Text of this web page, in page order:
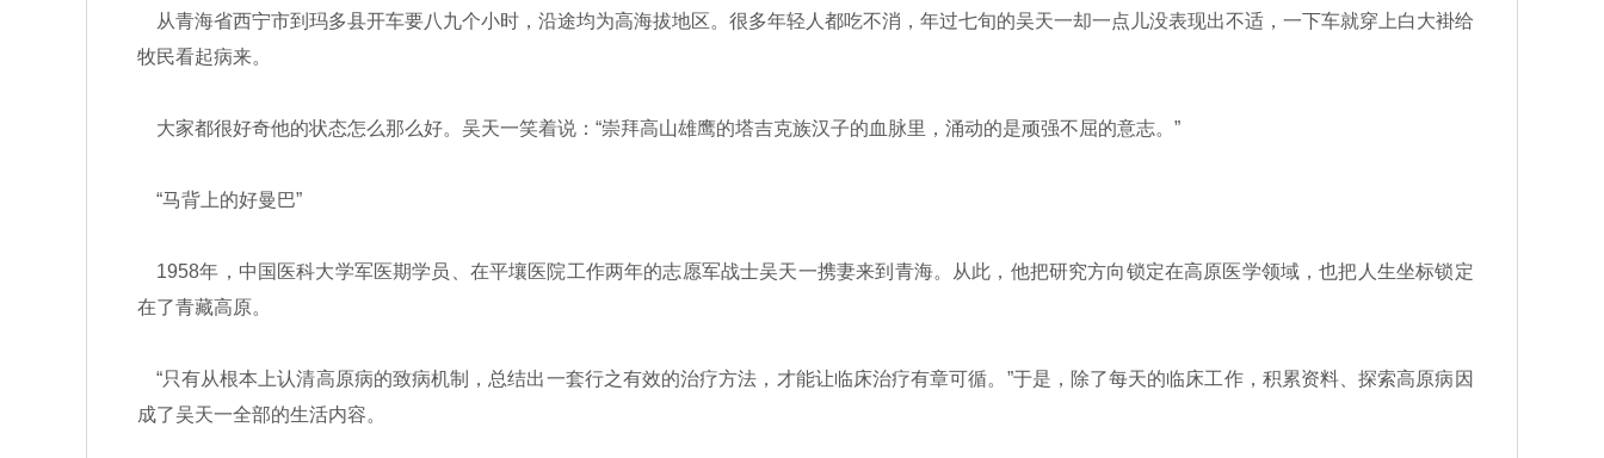
从青海省西宁市到玛多县开车要八九个小时，沿途均为高海拔地区。很多年轻人都吃不消，年过七旬的吴天一却一点儿没表现出不适，一下车就穿上白大褂给
牧民看起病来。
大家都很好奇他的状态怎么那么好。吴天一笑着说：“崇拜高山雄鹰的塔吉克族汉子的血脉里，涌动的是顽强不屈的意志。”
“马背上的好曼巴”
1958年，中国医科大学军医期学员、在平壤医院工作两年的志愿军战士吴天一携妻来到青海。从此，他把研究方向锁定在高原医学领域，也把人生坐标锁定
在了青藏高原。
“只有从根本上认清高原病的致病机制，总结出一套行之有效的治疗方法，才能让临床治疗有章可循。”于是，除了每天的临床工作，积累资料、探索高原病因
成了吴天一全部的生活内容。